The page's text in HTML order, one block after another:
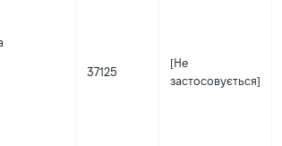
37125
[Не
застосовується]